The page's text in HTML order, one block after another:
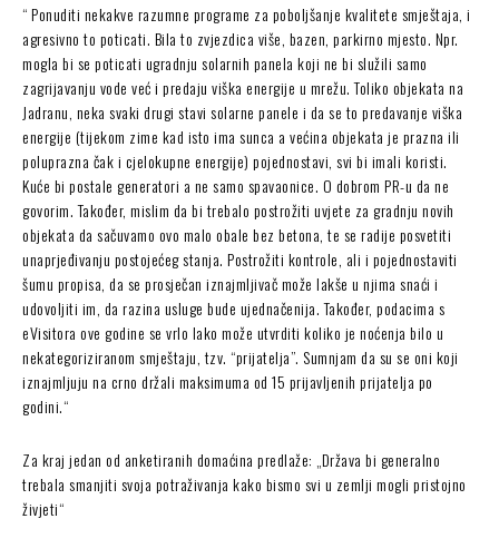
“ Ponuditi nekakve razumne programe za poboljšanje kvalitete smještaja, i
agresivno to poticati. Bila to zvjezdica više, bazen, parkirno mjesto. Npr.
mogla bi se poticati ugradnju solarnih panela koji ne bi služili samo
zagrijavanju vode već i predaju viška energije u mrežu. Toliko objekata na
Jadranu, neka svaki drugi stavi solarne panele i da se to predavanje viška
energije (tijekom zime kad isto ima sunca a većina objekata je prazna ili
poluprazna čak i cjelokupne energije) pojednostavi, svi bi imali koristi.
Kuće bi postale generatori a ne samo spavaonice. O dobrom PR-u da ne
govorim. Također, mislim da bi trebalo postrožiti uvjete za gradnju novih
objekata da sačuvamo ovo malo obale bez betona, te se radije posvetiti
unaprjeđivanju postojećeg stanja. Postrožiti kontrole, ali i pojednostaviti
šumu propisa, da se prosječan iznajmljivač može lakše u njima snaći i
udovoljiti im, da razina usluge bude ujednačenija. Također, podacima s
eVisitora ove godine se vrlo lako može utvrditi koliko je noćenja bilo u
nekategoriziranom smještaju, tzv. “prijatelja”. Sumnjam da su se oni koji
iznajmljuju na crno držali maksimuma od 15 prijavljenih prijatelja po
godini.“
Za kraj jedan od anketiranih domaćina predlaže: „Država bi generalno
trebala smanjiti svoja potraživanja kako bismo svi u zemlji mogli pristojno
živjeti“